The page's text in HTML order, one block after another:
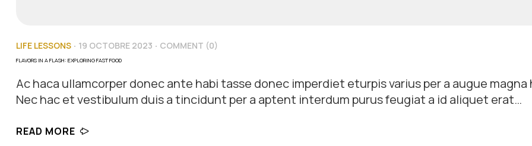
LIFE LESSONS 19 OCTOBRE 2023 COMMENT (0)
FLAVORS IN A FLASH: EXPLORING FAST FOOD
Ac haca ullamcorper donec ante habi tasse donec imperdiet eturpis varius per a augue magna
Nec hac et vestibulum duis a tincidunt per a aptent interdum purus feugiat a id aliquet erat
READ MORE